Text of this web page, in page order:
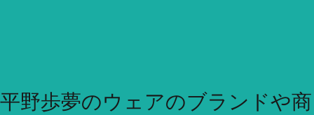
平野歩夢のウェアのブランドや商